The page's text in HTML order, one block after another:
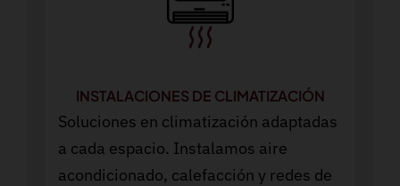
INSTALACIONES DE CLIMATIZACIÓN
Soluciones en climatización adaptadas
a cada espacio. Instalamos aire
acondicionado, calefacción y redes de